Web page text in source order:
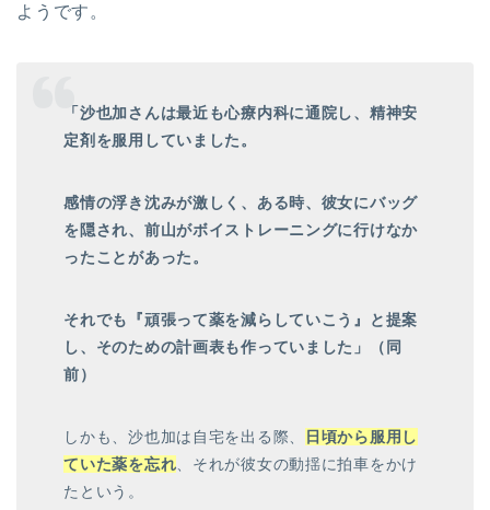
ようです。
「沙也加さんは最近も心療内科に通院し、精神安
定剤を服用していました。
感情の浮き沈みが激しく、ある時、彼女にバッグ
を隠され、前山がボイストレーニングに行けなか
ったことがあった。
それでも『頑張って薬を減らしていこう』と提案
し、そのための計画表も作っていました」（同
前）
しかも、沙也加は自宅を出る際、
日頃から服用し
ていた薬を忘れ、それが彼女の動揺に拍車をかけ
たという。